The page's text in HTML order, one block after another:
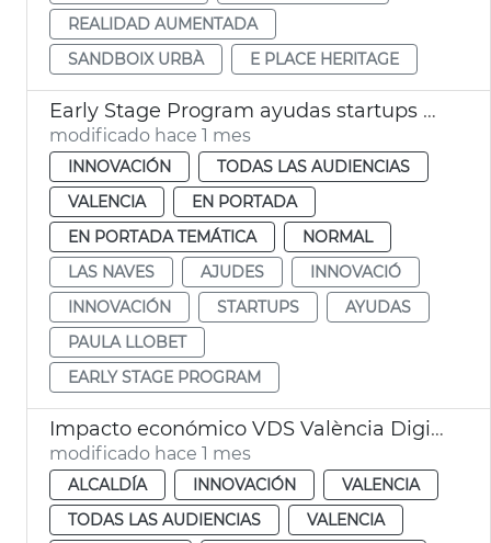
REALIDAD AUMENTADA
SANDBOIX URBÀ
E PLACE HERITAGE
Early Stage Program ayudas startups València
modificado hace 1 mes
INNOVACIÓN
TODAS LAS AUDIENCIAS
VALENCIA
EN PORTADA
EN PORTADA TEMÁTICA
NORMAL
LAS NAVES
AJUDES
INNOVACIÓ
INNOVACIÓN
STARTUPS
AYUDAS
PAULA LLOBET
EARLY STAGE PROGRAM
Impacto económico VDS València Digital Summit
modificado hace 1 mes
ALCALDÍA INNOVACIÓN
VALENCIA
TODAS LAS AUDIENCIAS
VALENCIA